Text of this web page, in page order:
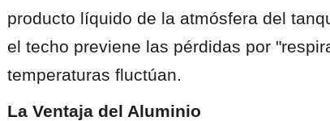
producto líquido de la atmósfera del
el techo previene las pérdidas por
temperaturas fluctúan.
La Ventaja del Aluminio